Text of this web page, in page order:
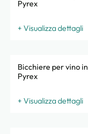
Pyrex
+ Visualizza dettagli
Bicchiere per vino in
Pyrex
+ Visualizza dettagli